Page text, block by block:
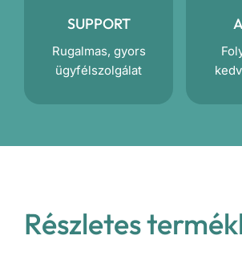
SUPPORT
Rugalmas, gyors
ügyfélszolgálat
Részletes